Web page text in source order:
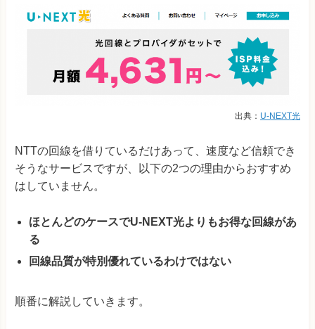
出典： U-NEXT光
NTTの回線を借りているだけあって、速度など信頼でき
そうなサービスですが、以下の2つの理由からおすすめ
はしていません。
ほとんどのケースでU-NEXT光よりもお得な回線があ
る
回線品質が特別優れているわけではない
順番に解説していきます。